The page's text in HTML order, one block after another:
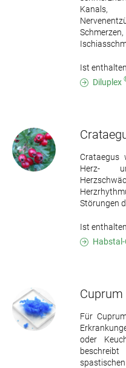
Kanals,
Ist
Diluplex
Crataegus
Herz-
Störungen
Ist
Habstal-
Für
oder